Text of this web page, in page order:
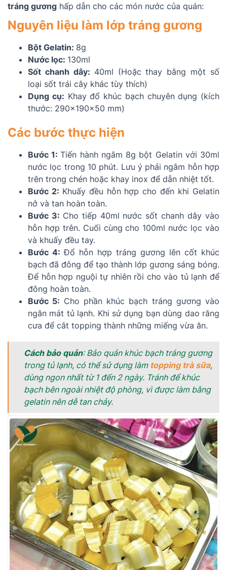
tráng gương hấp dẫn cho các món nước của quán:
Nguyên liệu làm lớp tráng gương
Bột Gelatin: 8g
Nước lọc: 130ml
Sốt chanh dây: 40ml (Hoặc thay bằng một số
loại sốt trái cây khác tùy thích)
Dụng cụ: Khay đổ khúc bạch chuyên dụng (kích
thước: 290x190x50 mm)
Các bước thực hiện
Bước 1:Tiến hành ngâm 8g bột Gelatin với 30ml
nước lọc trong 10 phút. Lưu ý phải ngâm hỗn hợp
trên trong chén hoặc khay inox để dẫn nhiệt tốt.
Bước 2: Khuấy đều hỗn hợp cho đến khi Gelatin
nở và tan hoàn toàn.
Bước 3: Cho tiếp 40ml nước sốt chanh dây vào
hỗn hợp trên. Cuối cùng cho 100ml nước lọc vào
và khuấy đều tay.
Bước 4:Đổ hỗn hợp tráng gương lên cốt khúc
bạch đã đông để tạo thành lớp gương sáng bóng.
Để hỗn hợp nguội tự nhiên rồi cho vào tủ lạnh để
đông hoàn toàn.
Bước 5: Cho phần khúc bạch tráng gương vào
ngăn mát tủ lạnh. Khi sử dụng bạn dùng dao răng
cưa để cắt topping thành những miếng vừa ăn.
Cách bảo quản: Bảo quản khúc bạch tráng gương
trong tủ lạnh, có thể sử dụng làm topping trà sữa,
dùng ngon nhất từ 1 đến 2 ngày. Tránh để khúc
bạch bên ngoài nhiệt độ phòng, vì được làm bằng
gelatin nên dễ tan chảy.